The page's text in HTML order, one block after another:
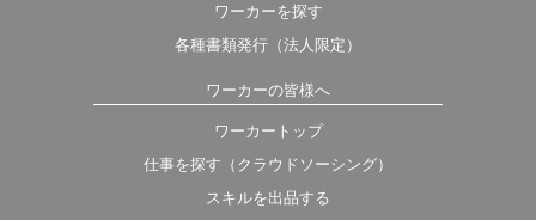
ワーカーを探す
各種書類発行（法人限定）
ワーカーの皆様へ
ワーカートップ
仕事を探す（クラウドソーシング）
スキルを出品する